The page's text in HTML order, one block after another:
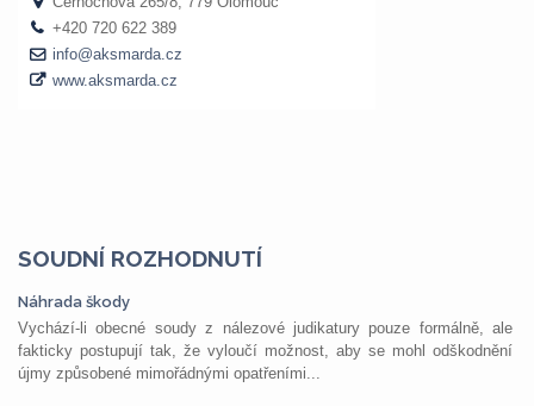
SOUDNÍ ROZHODNUTÍ
Náhrada škody
Vychází-li obecné soudy z nálezové judikatury pouze formálně, ale
fakticky postupují tak, že vyloučí možnost, aby se mohl odškodnění
újmy způsobené mimořádnými opatřeními...